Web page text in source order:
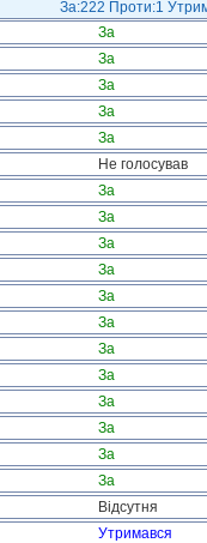
За:222 Проти:1
За
За
За
За
За
Не голосував
За
За
За
За
За
За
За
За
За
За
За
За
Відсутня
Утримався